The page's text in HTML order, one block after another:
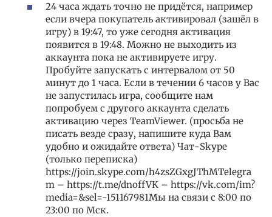
24 часа ждать точно не придётся, например
если вчера покупатель активировал (зашёл в
игру) в 19:47, то уже сегодня активация
появится в 19:48. Можно не выходить из
аккаунта пока не активируете игру.
Пробуйте запускать с интервалом от 50
минут до 1 часа. Если в течении 6 часов у Вас
не запустилась игра, сообщите нам
попробуем с другого аккаунта сделать
активацию через TeamViewer. (просьба не
писать везде сразу, напишите куда Вам
удобно и ожидайте ответа) Чат-Skype
(только переписка)
https://join.skype.com/h4zsZGxgJThMTelegra
m – https://t.me/dnoffVK – https://vk.com/im?
media=&sel=-151167981Мы на связи с 8:00 по
23:00 по Мск.